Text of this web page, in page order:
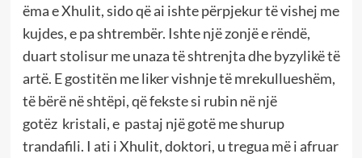
ëma e Xhulit, sido që ai ishte përpjekur të vishej me
kujdes, e pa shtrembër. Ishte një zonjë e rëndë,
duart stolisur me unaza të shtrenjta dhe byzylikë të
artë. E gostitën me liker vishnje të mrekullueshëm,
të bërë në shtëpi, që fekste si rubin në një
gotëz kristali, e pastaj një gotë me shurup
trandafili. I ati i Xhulit, doktori, u tregua më i afruar